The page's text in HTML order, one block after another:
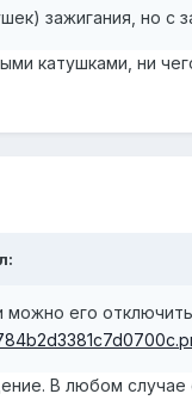
зажигания, но
катушками, ни
его
В любом случае